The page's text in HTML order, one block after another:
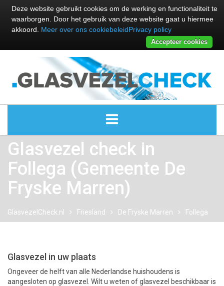
ALLE GLASVEZEL PROVIDERS
GLASVEZEL PROVIDERS
KABEL INTERNET PROVIDERS
GLASVEZEL ALTERNATIEVEN
Glasvezel check in
Follega (Gemeente De
Fryske Marren)
GlasvezelCheck.nl Friesland De Fryske Marren Follega
Glasvezel in uw plaats
Ongeveer de helft van alle Nederlandse huishoudens is
aangesloten op glasvezel. Wilt u weten of glasvezel beschikbaar is
Deze website gebruikt cookies om de werking en functionaliteit te
waarborgen. Door het gebruik van deze website gaat u hiermee
akkoord. Meer over ons cookiebeleidPrivacy policy
Accepteer cookies